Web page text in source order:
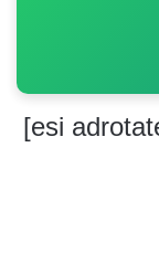
[esi